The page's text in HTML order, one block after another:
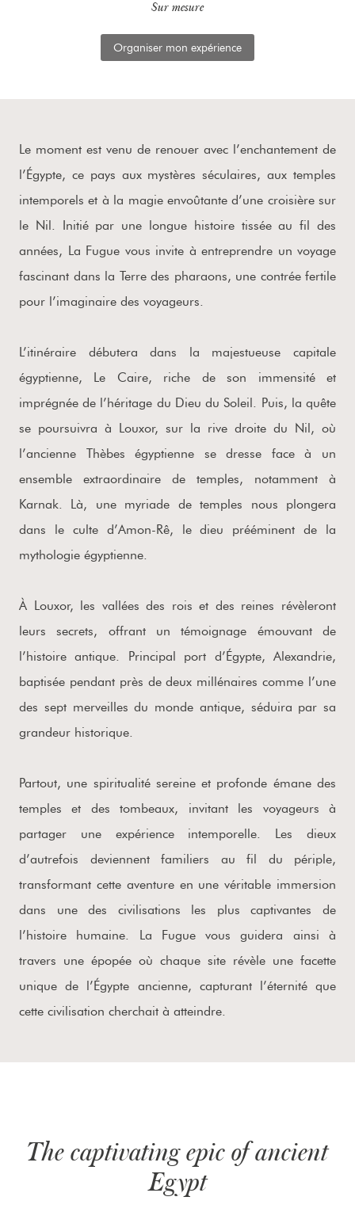
Sur mesure
Organiser mon expérience
Le moment est venu de renouer avec l’enchantement de
l’Égypte, ce pays aux mystères séculaires, aux temples
intemporels et à la magie envoûtante d’une croisière sur
le Nil. Initié par une longue histoire tissée au fil des
années, La Fugue vous invite à entreprendre un voyage
fascinant dans la Terre des pharaons, une contrée fertile
pour l’imaginaire des voyageurs.
L’itinéraire débutera dans la majestueuse capitale
égyptienne, Le Caire, riche de son immensité et
imprégnée de l’héritage du Dieu du Soleil. Puis, la quête
se poursuivra à Louxor, sur la rive droite du Nil, où
l’ancienne Thèbes égyptienne se dresse face à un
ensemble extraordinaire de temples, notamment à
Karnak. Là, une myriade de temples nous plongera
dans le culte d’Amon-Rê, le dieu prééminent de la
mythologie égyptienne.
À Louxor, les vallées des rois et des reines révèleront
leurs secrets, offrant un témoignage émouvant de
l’histoire antique. Principal port d’Égypte, Alexandrie,
baptisée pendant près de deux millénaires comme l’une
des sept merveilles du monde antique, séduira par sa
grandeur historique.
Partout, une spiritualité sereine et profonde émane des
temples et des tombeaux, invitant les voyageurs à
partager une expérience intemporelle. Les dieux
d’autrefois deviennent familiers au fil du périple,
transformant cette aventure en une véritable immersion
dans une des civilisations les plus captivantes de
l’histoire humaine. La Fugue vous guidera ainsi à
travers une épopée où chaque site révèle une facette
unique de l’Égypte ancienne, capturant l’éternité que
cette civilisation cherchait à atteindre.
The captivating epic of ancient
Egypt